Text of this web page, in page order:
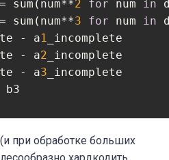
sum(num**2 for num in
sum(num**3 for num in
- а1 _incomplete
- а2 _incomplete
- а3 _incomplete
(и при обработке больших